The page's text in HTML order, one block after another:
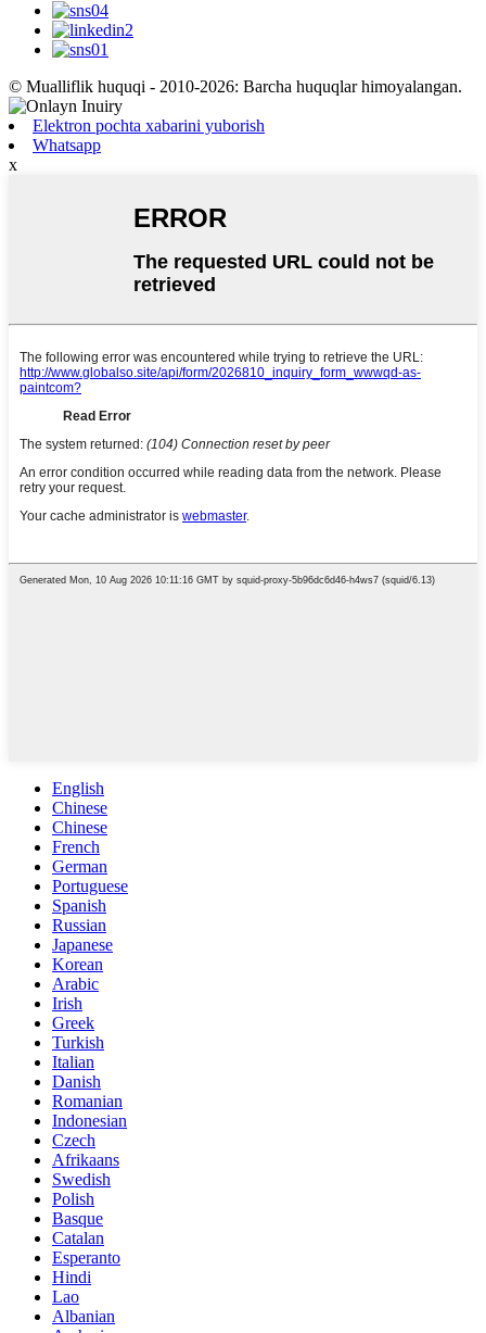
© Mualliflik huquqi - 2010-2026: Barcha huquqlar himoyalangan.
Elektron pochta xabarini yuborish
Whatsapp
x
English
Chinese
Chinese
French
German
Portuguese
Spanish
Russian
Japanese
Korean
Arabic
Irish
Greek
Turkish
Italian
Danish
Romanian
Indonesian
Czech
Afrikaans
Swedish
Polish
Basque
Catalan
Esperanto
Hindi
Lao
Albanian